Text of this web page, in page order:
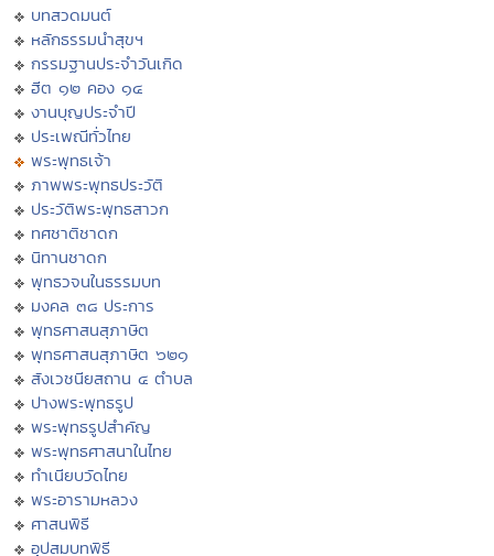
บทสวดมนต์
หลักธรรมนำสุขฯ
กรรมฐานประจำวันเกิด
ฮีต ๑๒ คอง ๑๔
งานบุญประจำปี
ประเพณีทั่วไทย
พระพุทธเจ้า
ภาพพระพุทธประวัติ
ประวัติพระพุทธสาวก
ทศชาติชาดก
นิทานชาดก
พุทธวจนในธรรมบท
มงคล ๓๘ ประการ
พุทธศาสนสุภาษิต
พุทธศาสนสุภาษิต ๖๒๑
สังเวชนียสถาน ๔ ตำบล
ปางพระพุทธรูป
พระพุทธรูปสำคัญ
พระพุทธศาสนาในไทย
ทำเนียบวัดไทย
พระอารามหลวง
ศาสนพิธี
อุปสมบทพิธี